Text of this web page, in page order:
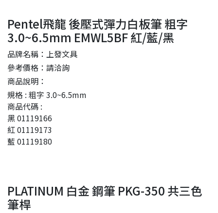
Pentel飛龍 後壓式彈力白板筆 粗字
3.0~6.5mm EMWL5BF 紅/藍/黑
品牌名稱：上發文具
參考價格：請洽詢
商品說明：
規格 : 粗字 3.0~6.5mm
商品代碼 :
黑 01119166
紅 01119173
藍 01119180
PLATINUM 白金 鋼筆 PKG-350 共三色
筆桿